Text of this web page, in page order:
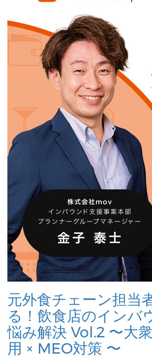
元外食チェーン担当
る！飲食店のインバ
悩み解決 Vol.2 〜大
用 × MEO対策 〜